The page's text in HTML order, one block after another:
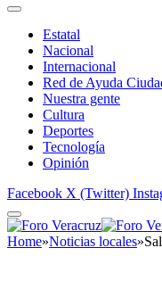
Estatal
Nacional
Internacional
Red de Ayuda
Nuestra gente
Cultura
Deportes
Tecnología
Opinión
Facebook X (Twitter)
Home»Noticias locales»